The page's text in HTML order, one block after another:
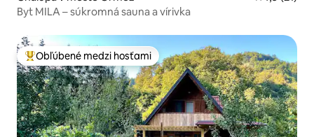
Byt MILA – súkromná sauna a vírivka
Najobľúbenejšie medzi hosťami
Obľúbené medzi hosťami